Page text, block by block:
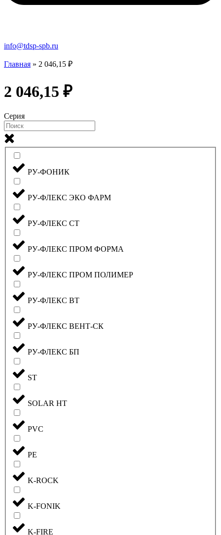
info@tdsp-spb.ru
Главная » 2 046,15 ₽
2 046,15 ₽
Серия
РУ-ФОНИК
РУ-ФЛЕКС ЭКО ФАРМ
РУ-ФЛЕКС СТ
РУ-ФЛЕКС ПРОМ ФОРМА
РУ-ФЛЕКС ПРОМ ПОЛИМЕР
РУ-ФЛЕКС ВТ
РУ-ФЛЕКС ВЕНТ-СК
РУ-ФЛЕКС БП
ST
SOLAR HT
PVC
PE
K-ROCK
K-FONIK
K-FIRE